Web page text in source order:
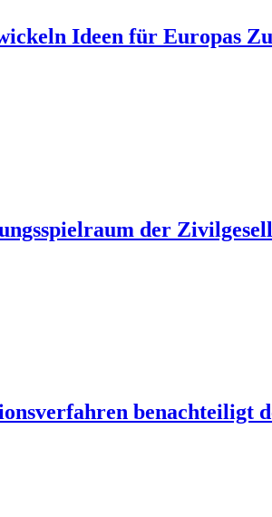
Ideen für Europas
der
benachteiligt